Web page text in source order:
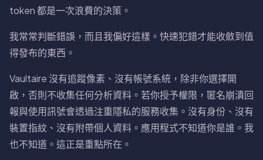
token 都是一次浪費的決策。
我常常判斷錯誤，而且我偏好這樣。快速犯錯才能收斂到值
得發布的東西。
Vaultaire 沒有追蹤像素、沒有帳號系統，除非你選擇開
啟，否則不收集任何分析資料。若你授予權限，匿名崩潰回
報與使用訊號會透過注重隱私的服務收集。沒有身份、沒有
裝置指紋、沒有附帶個人資料。應用程式不知道你是誰。我
也不知道。這正是重點所在。